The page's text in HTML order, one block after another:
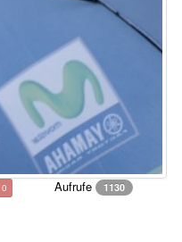
0 Aufrufe 1130